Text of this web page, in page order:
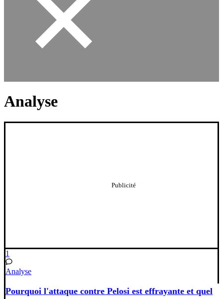
Analyse
1
Analyse
Pourquoi l'attaque contre Pelosi est effrayante et quel